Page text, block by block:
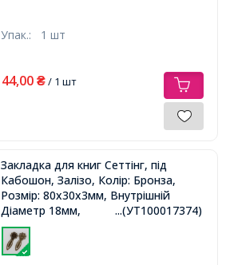
Упак.: 1 шт
44,00 ₴/ 1 шт
Закладка для книг Сеттінг, під
Кабошон, Залізо, Колір: Бронза,
Розмір: 80x30x3мм, Внутрішній
Діаметр 18мм,
...(УТ100017374)